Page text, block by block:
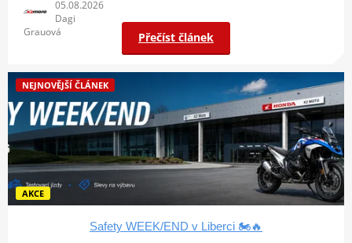
Přečíst článek
05.08.2026
Dagi
Grauová
Safety WEEK/END v Liberci 🏍️🔥
NEJNOVĚJŠÍ ČLÁNEK
AKCE